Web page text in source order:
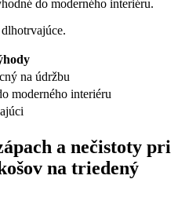
do moderného interiéru.
na údržbu
moderného interiéru
a nečistoty pri
na triedený